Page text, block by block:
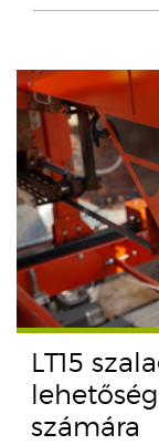
LT15
számára